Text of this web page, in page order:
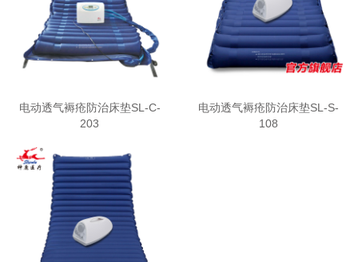
电动透气褥疮防治床垫SL-C-
203
电动透气褥疮防治床垫SL-S-
108